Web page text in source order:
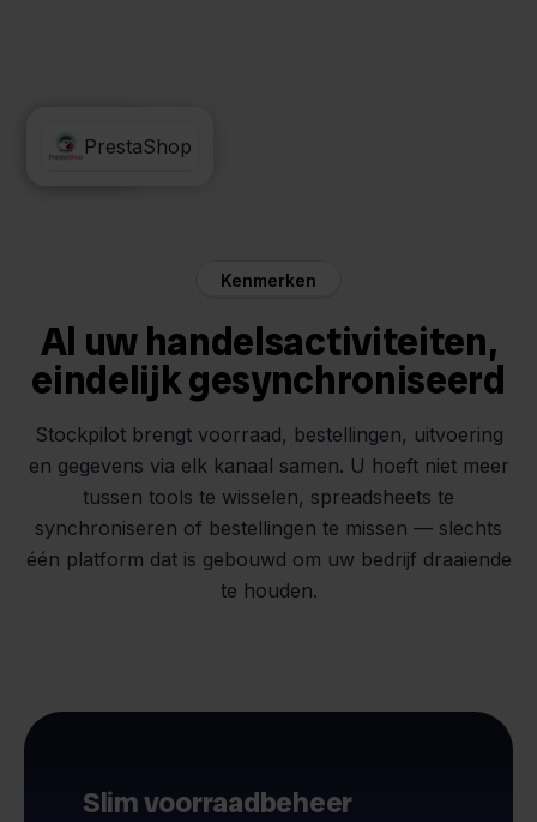
GLS
PrestaShop
Kenmerken
Al uw handelsactiviteiten,
eindelijk gesynchroniseerd
Stockpilot brengt voorraad, bestellingen, uitvoering
en gegevens via elk kanaal samen. U hoeft niet meer
tussen tools te wisselen, spreadsheets te
synchroniseren of bestellingen te missen — slechts
één platform dat is gebouwd om uw bedrijf draaiende
te houden.
Slim voorraadbeheer